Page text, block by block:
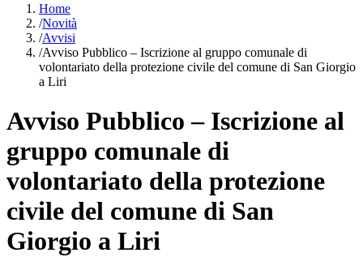
Home
/Novità
/Avvisi
/Avviso Pubblico – Iscrizione al gruppo comunale di
volontariato della protezione civile del comune di San Giorgio
a Liri
Avviso Pubblico – Iscrizione al
gruppo comunale di
volontariato della protezione
civile del comune di San
Giorgio a Liri